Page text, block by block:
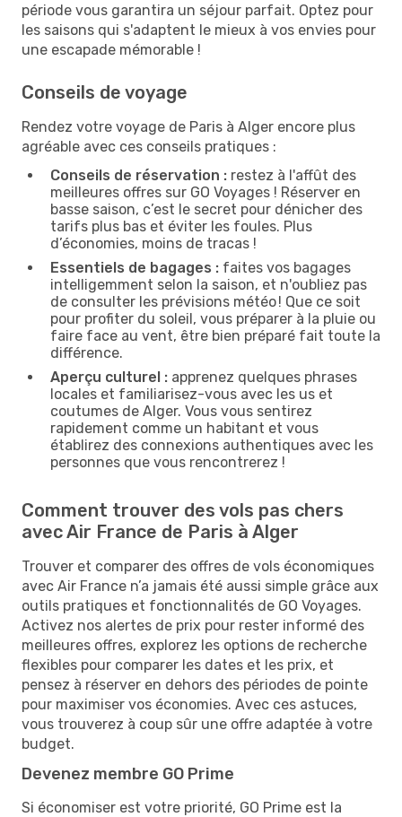
période vous garantira un séjour parfait. Optez pour
les saisons qui s'adaptent le mieux à vos envies pour
une escapade mémorable !
Conseils de voyage
Rendez votre voyage de Paris à Alger encore plus
agréable avec ces conseils pratiques :
Conseils de réservation : restez à l'affût des
meilleures offres sur GO Voyages ! Réserver en
basse saison, c’est le secret pour dénicher des
tarifs plus bas et éviter les foules. Plus
d’économies, moins de tracas !
Essentiels de bagages : faites vos bagages
intelligemment selon la saison, et n'oubliez pas
de consulter les prévisions météo ! Que ce soit
pour profiter du soleil, vous préparer à la pluie ou
faire face au vent, être bien préparé fait toute la
différence.
Aperçu culturel : apprenez quelques phrases
locales et familiarisez-vous avec les us et
coutumes de Alger. Vous vous sentirez
rapidement comme un habitant et vous
établirez des connexions authentiques avec les
personnes que vous rencontrerez !
Comment trouver des vols pas chers
avec Air France de Paris à Alger
Trouver et comparer des offres de vols économiques
avec Air France n’a jamais été aussi simple grâce aux
outils pratiques et fonctionnalités de GO Voyages.
Activez nos alertes de prix pour rester informé des
meilleures offres, explorez les options de recherche
flexibles pour comparer les dates et les prix, et
pensez à réserver en dehors des périodes de pointe
pour maximiser vos économies. Avec ces astuces,
vous trouverez à coup sûr une offre adaptée à votre
budget.
Devenez membre GO Prime
Si économiser est votre priorité, GO Prime est la